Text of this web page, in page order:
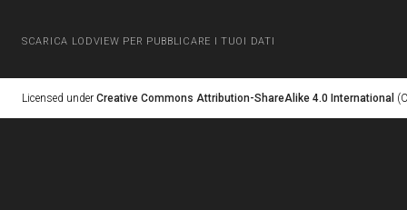
SCARICA LODVIEW PER PUBBLICARE I TUOI DATI
Licensed under Creative Commons Attribution-ShareAlike 4.0 International